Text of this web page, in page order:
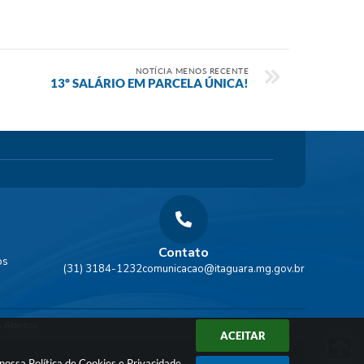
ACEITAR
NOTÍCIA MENOS RECENTE
13º SALÁRIO EM PARCELA ÚNICA!
Contato
(31) 3184-1232comunicacao@itaguara.mg.gov.br